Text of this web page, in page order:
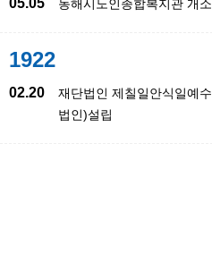
05.05 동해시노인종합복지관 개소
1922
02.20
재단법인 제칠일안식일예
법인)설립